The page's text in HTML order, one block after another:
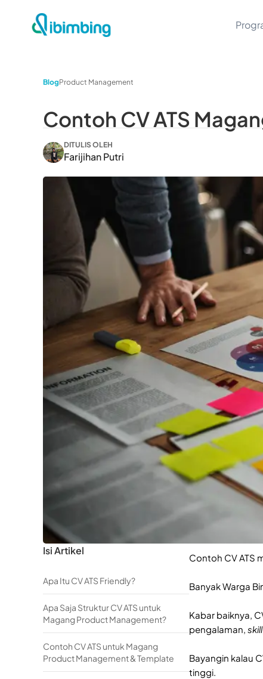
BlogProduct Management
Contoh CV ATS
DITULIS OLEH
Farijihan Putri
Isi Artikel
Apa Itu CV ATS Friendly?
Apa Saja Struktur CV ATS untuk
Magang Product Management?
Contoh CV ATS untuk Magang
Product Management & Template
Contoh CV ATS
Banyak Warga
Kabar baiknya,
pengalaman, skill
Bayangin kalau
tinggi.